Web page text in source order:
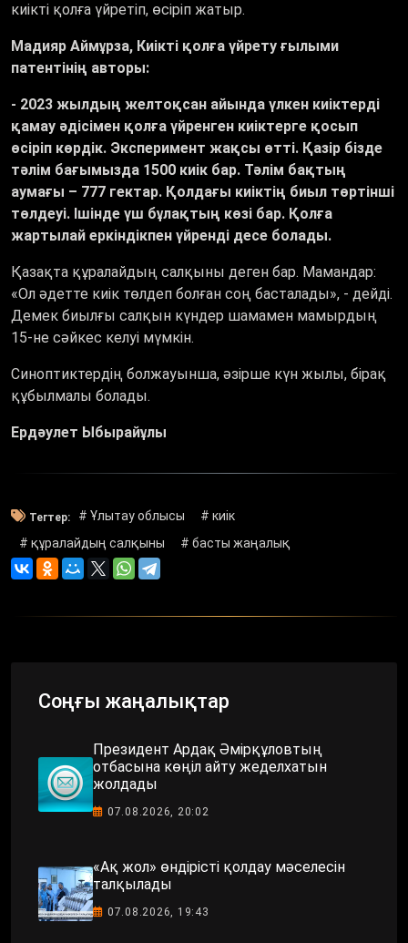
киікті қолға үйретіп, өсіріп жатыр.
Мадияр Аймұрза, Киікті қолға үйрету ғылыми
патентінің авторы:
- 2023 жылдың желтоқсан айында үлкен киіктерді
қамау әдісімен қолға үйренген киіктерге қосып
өсіріп көрдік. Эксперимент жақсы өтті. Қазір бізде
тәлім бағымызда 1500 киік бар. Тәлім бақтың
аумағы – 777 гектар. Қолдағы киіктің биыл төртінші
төлдеуі. Ішінде үш бұлақтың көзі бар. Қолға
жартылай еркіндікпен үйренді десе болады.
Қазақта құралайдың салқыны деген бар. Мамандар:
«Ол әдетте киік төлдеп болған соң басталады», - дейді.
Демек биылғы салқын күндер шамамен мамырдың
15-не сәйкес келуі мүмкін.
Синоптиктердің болжауынша, әзірше күн жылы, бірақ
құбылмалы болады.
Ердәулет Ыбырайұлы
Тегтер: # Ұлытау облысы
# киік
# құралайдың салқыны
# басты жаңалық
Соңғы жаңалықтар
Президент Ардақ Әмірқұловтың
отбасына көңіл айту жеделхатын
жолдады
07.08.2026, 20:02
«Ақ жол» өндірісті қолдау мәселесін
талқылады
07.08.2026, 19:43